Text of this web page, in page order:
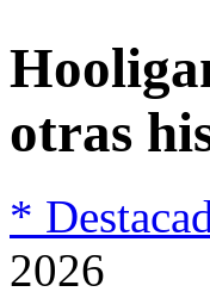
otras
*
2026